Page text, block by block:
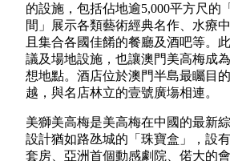
的設施，包括佔地逾5,000平方尺的
間」展示各類藝術經典名作、水療
且集合各國佳餚的餐廳及酒吧等。
議及場地設施，也讓澳門美高梅成
想地點。酒店位於澳門半島最矚目
越，與名店林立的壹號廣塲相連。
美獅美高梅是美高梅在中國的最新
設計猶如路氹城的「珠寶盒」，設
套房、亞洲首個動感劇院、偌大的